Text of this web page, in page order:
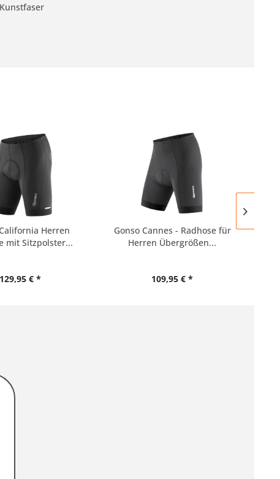
Kunstfaser
Herren
mit Sitzpolster...
129,95 € *
Gonso Cannes - Radhose für
Herren Übergrößen...
109,95 € *